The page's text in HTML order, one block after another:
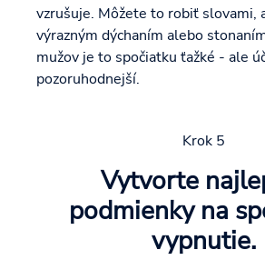
vzrušuje. Môžete to robiť slovami,
výrazným dýchaním alebo
mužov je to spočiatku ťažké - ale
pozoruhodnejší.
Krok 5
Vytvorte
podmienky na
vypnutie.